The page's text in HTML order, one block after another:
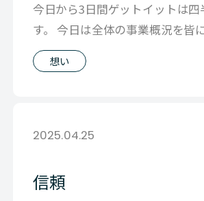
今日から3日間ゲットイットは四
す。 今日は全体の事業概況を皆
らい足元の状態を把握しつつ、 4
想い
2025.04.25
信頼